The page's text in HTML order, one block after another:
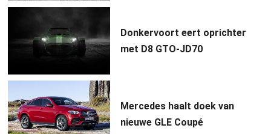
Donkervoort eert oprichter
met D8 GTO-JD70
Mercedes haalt doek van
nieuwe GLE Coupé